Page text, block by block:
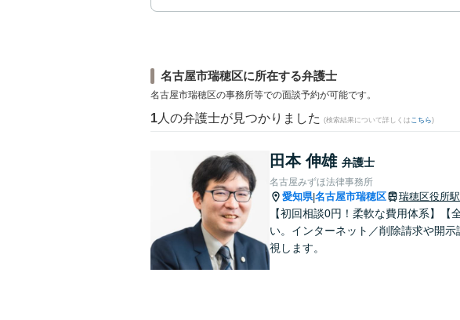
名古屋市瑞穂区に所在する弁護士
名古屋市瑞穂区の事務所等での面談予約が可能です。
1 人の弁護士が見つかりました (検索結果について詳しくは こちら)
田本 伸雄 弁護士
名古屋みずほ法律事務所
愛知県|名古屋市瑞穂区 瑞穂区役所駅
【初回相談0円！柔軟な費用体系】
い。インターネット／削除請求や開
視します。